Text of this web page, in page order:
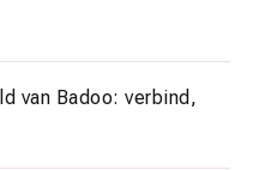
van Badoo: verbind,